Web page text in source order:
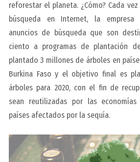
reforestar el planeta. ¿Cómo? Cada
búsqueda en Internet, la empresa
anuncios de búsqueda que son
ciento a programas de plantación
plantado 3 millones de árboles en
Burkina Faso y el objetivo final es
árboles para 2020, con el fin de
sean reutilizadas por las
países afectados por la sequía.